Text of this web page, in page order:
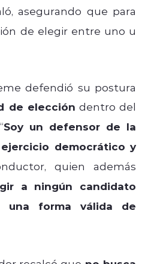
asegurando que para
de elegir entre uno u
defendió su postura
de elección dentro del
Soy un defensor de la
democrático y
quien además
a ningún candidato
una forma válida de